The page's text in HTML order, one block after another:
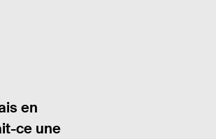
en
ce une